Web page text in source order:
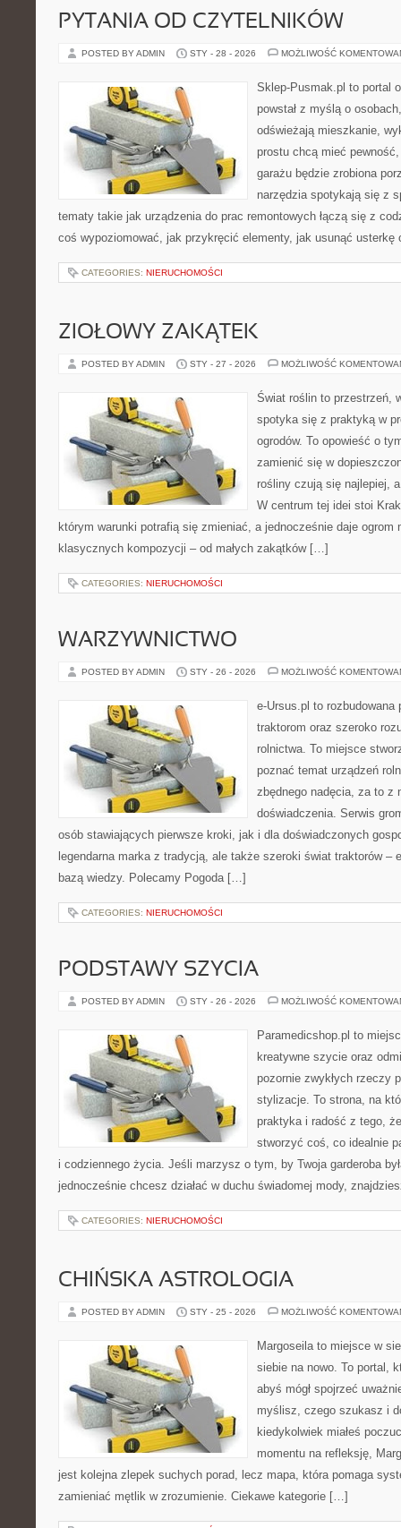
PYTANIA OD CZYTELNIKÓW
POSTED BY ADMIN STY - 28 - 2026 MOŻLIWOŚĆ
Sklep-Pusmak.pl to portal
powstał z myślą o
odświeżają mieszkanie,
prostu chcą mieć
garażu będzie zrobiona
narzędzia spotykają się z
tematy takie jak urządzenia do prac remontowych łączą się z
coś wypoziomować, jak przykręcić elementy, jak usunąć
CATEGORIES: NIERUCHOMOŚCI
ZIOŁOWY ZAKĄTEK
POSTED BY ADMIN STY - 27 - 2026 MOŻLIWOŚĆ
Świat roślin to przestrzeń,
spotyka się z praktyką w
ogrodów. To opowieść o
zamienić się w
rośliny czują się najlepiej,
W centrum tej idei stoi
którym warunki potrafią się zmieniać, a jednocześnie daje ogrom
klasycznych kompozycji – od małych zakątków […]
CATEGORIES: NIERUCHOMOŚCI
WARZYWNICTWO
POSTED BY ADMIN STY - 26 - 2026 MOŻLIWOŚĆ
e-Ursus.pl to rozbudowana
traktorom oraz szeroko
rolnictwa. To miejsce
poznać temat urządzeń
zbędnego nadęcia, za to z
doświadczenia. Serwis
osób stawiających pierwsze kroki, jak i dla doświadczonych
legendarna marka z tradycją, ale także szeroki świat traktorów –
bazą wiedzy. Polecamy Pogoda […]
CATEGORIES: NIERUCHOMOŚCI
PODSTAWY SZYCIA
POSTED BY ADMIN STY - 26 - 2026 MOŻLIWOŚĆ
Paramedicshop.pl to
kreatywne szycie oraz
pozornie zwykłych rzeczy
stylizacje. To strona, na
praktyka i radość z tego,
stworzyć coś, co idealnie
i codziennego życia. Jeśli marzysz o tym, by Twoja garderoba
jednocześnie chcesz działać w duchu świadomej mody,
CATEGORIES: NIERUCHOMOŚCI
CHIŃSKA ASTROLOGIA
POSTED BY ADMIN STY - 25 - 2026 MOŻLIWOŚĆ
Margoseila to miejsce w
siebie na nowo. To portal,
abyś mógł spojrzeć
myślisz, czego szukasz i
kiedykolwiek miałeś
momentu na refleksję,
jest kolejna zlepek suchych porad, lecz mapa, która pomaga
zamieniać mętlik w zrozumienie. Ciekawe kategorie […]